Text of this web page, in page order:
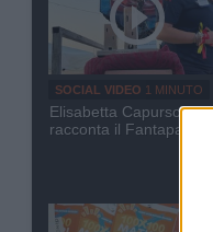
SOCIAL VIDEO 1 MINUTO
Elisabetta Capurso
racconta il Fantapalio